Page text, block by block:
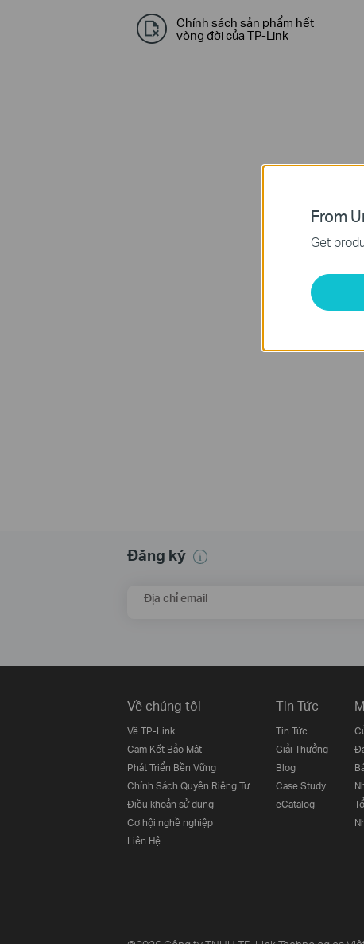
Chính sách sản phẩm hết
vòng đời của TP-Link
Đăng ký
Địa chỉ email
Về chúng tôi
Về TP-Link
Cam Kết Bảo Mật
Phát Triển Bền Vững
Chính Sách Quyền Riêng Tư
Điều khoản sử dụng
Cơ hội nghề nghiệp
Liên Hệ
Tin Tức
Tin Tức
Giải Thưởng
Blog
Case Study
eCatalog
From
Get